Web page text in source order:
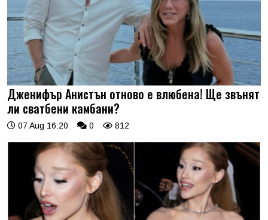
Дженифър Анистън отново е влюбена! Ще звънят
ли сватбени камбани?
07 Aug 16:20 0 812